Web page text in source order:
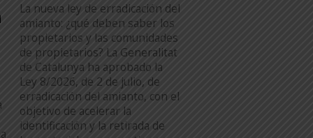
La nueva ley de erradicación del
amianto: ¿qué deben saber los
propietarios y las comunidades
de propietarios? La Generalitat
de Catalunya ha aprobado la
Ley 8/2026, de 2 de julio, de
erradicación del amianto, con el
objetivo de acelerar la
identificación y la retirada de